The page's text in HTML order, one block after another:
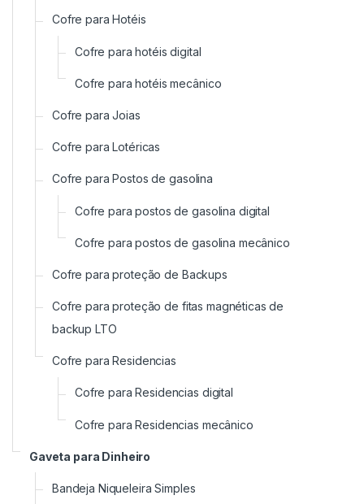
Cofre para Hotéis
Cofre para hotéis digital
Cofre para hotéis mecânico
Cofre para Joias
Cofre para Lotéricas
Cofre para Postos de gasolina
Cofre para postos de gasolina digital
Cofre para postos de gasolina mecânico
Cofre para proteção de Backups
Cofre para proteção de fitas magnéticas de
backup LTO
Cofre para Residencias
Cofre para Residencias digital
Cofre para Residencias mecânico
Gaveta para Dinheiro
Bandeja Niqueleira Simples